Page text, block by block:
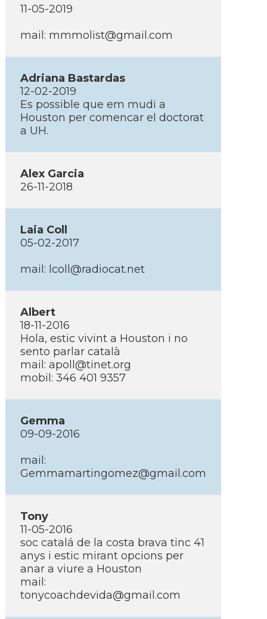
11-05-2019
mail: mmmolist@gmail.com
Adriana Bastardas
12-02-2019
Es possible que em mudi a
Houston per comencar el doctorat
a UH.
Alex Garcia
26-11-2018
Laia Coll
05-02-2017
mail: lcoll@radiocat.net
Albert
18-11-2016
Hola, estic vivint a Houston i no
sento parlar català
mail: apoll@tinet.org
mobil: 346 401 9357
Gemma
09-09-2016
mail:
Gemmamartingomez@gmail.com
Tony
11-05-2016
soc catalá de la costa brava tinc 41
anys i estic mirant opcions per
anar a viure a Houston
mail:
tonycoachdevida@gmail.com